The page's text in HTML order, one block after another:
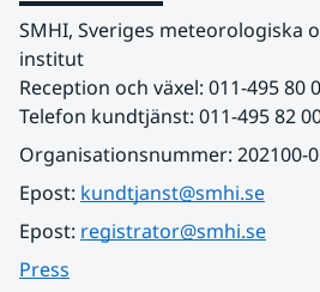
SMHI, Sveriges meteorologiska
institut
Reception och växel: 011-495 80
Telefon kundtjänst: 011-495 82
Organisationsnummer: 202100-
Epost: kundtjanst@smhi.se
Epost: registrator@smhi.se
Press